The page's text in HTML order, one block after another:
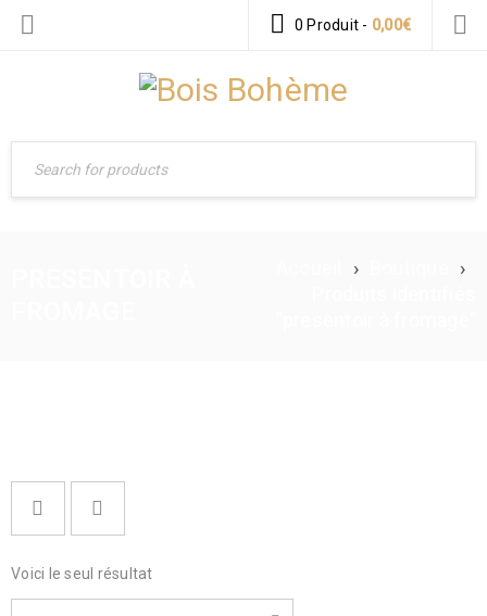
0 Produit - 0,00€
›
›
Voici le seul résultat